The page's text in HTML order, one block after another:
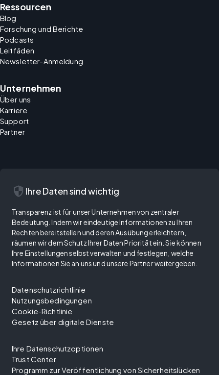
Ressourcen
Blog
Forschung und Berichte
Podcasts
Leitfäden
Newsletter-Anmeldung
Unternehmen
Über uns
Karriere
Support
Partner
security Ihre Daten sind wichtig
Transparenz ist für unser Unternehmen von zentraler
Bedeutung. Indem wir eindeutige Informationen zu Ihren
Rechten bereitstellen und deren Ausübung erleichtern,
räumen wir dem Schutz Ihrer Daten Priorität ein. Sie können
Ihre Einstellungen selbst verwalten und festlegen, welche
Informationen Sie an uns und unsere Partner weitergeben.
Datenschutzrichtlinie
Nutzungsbedingungen
Cookie-Richtlinie
Gesetz über digitale Dienste
Ihre Datenschutzoptionen
Trust Center
Programm zur Veröffentlichung von Sicherheitslücken